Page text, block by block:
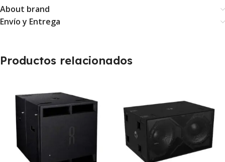
About brand
Envío y Entrega
Productos relacionados